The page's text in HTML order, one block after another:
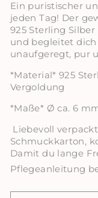
Ein puristischer
jeden Tag! Der
925 Sterling
und begleitet
unaufgeregt, pur
*Material* 925
Vergoldung
*Maße* Ø ca. 6
Liebevoll
Schmuckkarton,
Damit du lange
Pflegeanleitung